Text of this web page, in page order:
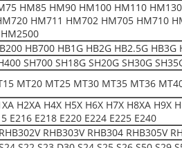
HM85 HM90 HM100 HM110
HM711 HM702 HM705 HM710
HB700 HB1G HB2G HB2.5G HB3G
SH700 SH18G SH20G SH30G
MT20 MT25 MT30 MT35 MT36
H2XA H4X H5X H6X H7X H8XA H9X
E216 E218 E220 E224 E225 E240
RHB303V RHB304 RHB305V